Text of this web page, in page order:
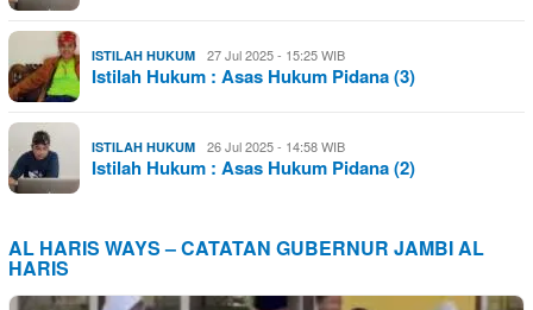
ISTILAH HUKUM 27 Jul 2025 - 15:25 WIB
Istilah Hukum : Asas Hukum Pidana (3)
ISTILAH HUKUM 26 Jul 2025 - 14:58 WIB
Istilah Hukum : Asas Hukum Pidana (2)
AL HARIS WAYS – CATATAN GUBERNUR JAMBI AL
HARIS